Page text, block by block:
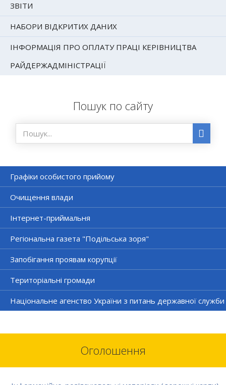
ЗВІТИ
НАБОРИ ВІДКРИТИХ ДАНИХ
ІНФОРМАЦІЯ ПРО ОПЛАТУ ПРАЦІ КЕРІВНИЦТВА
РАЙДЕРЖАДМІНІСТРАЦІЇ
Пошук по сайту
Графіки особистого прийому
Очищення влади
Інтернет-приймальня
Регіональна газета "Подільська зоря"
Запобігання проявам корупції
Територіальні громади
Національне агенство України з питань державної служби
Оголошення